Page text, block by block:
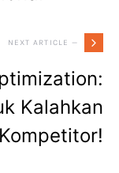
NEXT ARTICLE —
Kalahkan
Kompetitor!